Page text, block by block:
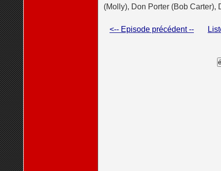
(Molly), Don Porter (Bob Carter),
<-- Episode précédent --